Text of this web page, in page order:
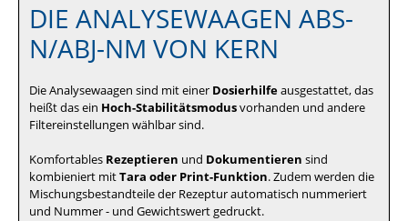
DIE ANALYSEWAAGEN ABS-
N/ABJ-NM VON KERN
Die Analysewaagen sind mit einer Dosierhilfeausgestattet, das
heißt das ein Hoch-Stabilitätsmodusvorhanden und andere
Filtereinstellungen wählbar sind.
Komfortables Rezeptieren und Dokumentieren sind
kombieniert mitTara oder Print-Funktion. Zudem werden die
Mischungsbestandteile der Rezeptur automatisch nummeriert
und Nummer - und Gewichtswert gedruckt.